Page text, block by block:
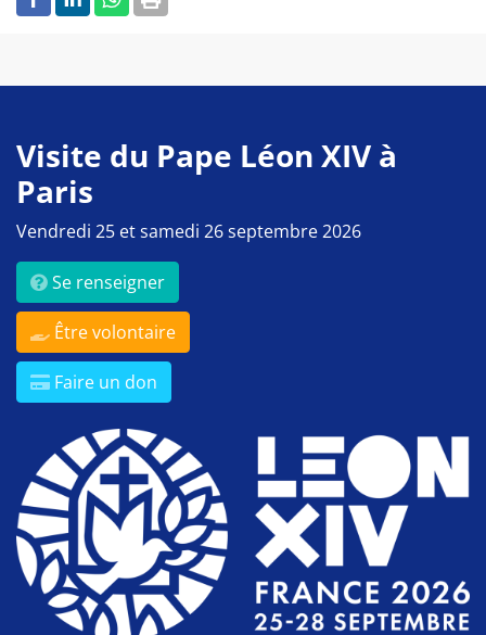
Visite du Pape Léon XIV à
Paris
Vendredi 25 et samedi 26 septembre 2026
Se renseigner
Être volontaire
Faire un don